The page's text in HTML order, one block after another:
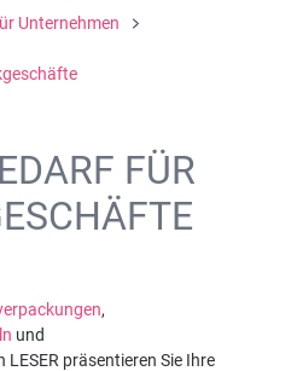
Unternehmen
FÜR
,
und
LESER präsentieren Sie Ihre